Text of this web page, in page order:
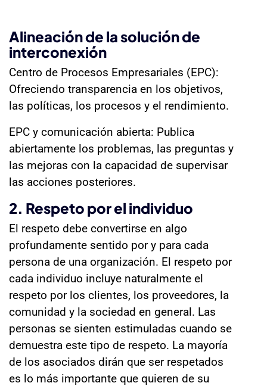
Alineación de la solución de
interconexión
Centro de Procesos Empresariales (EPC):
Ofreciendo transparencia en los objetivos,
las políticas, los procesos y el rendimiento.
EPC y comunicación abierta: Publica
abiertamente los problemas, las preguntas y
las mejoras con la capacidad de supervisar
las acciones posteriores.
2. Respeto por el individuo
El respeto debe convertirse en algo
profundamente sentido por y para cada
persona de una organización. El respeto por
cada individuo incluye naturalmente el
respeto por los clientes, los proveedores, la
comunidad y la sociedad en general. Las
personas se sienten estimuladas cuando se
demuestra este tipo de respeto. La mayoría
de los asociados dirán que ser respetados
es lo más importante que quieren de su